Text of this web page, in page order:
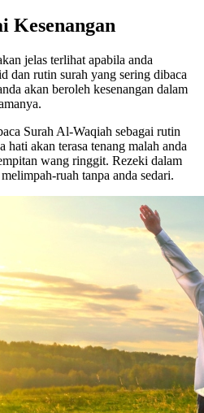
Kesenangan
jelas terlihat apabila anda
dan rutin surah yang sering dibaca
akan beroleh kesenangan dalam
Surah Al-Waqiah sebagai rutin
hati akan terasa tenang malah anda
wang ringgit. Rezeki dalam
ruah tanpa anda sedari.